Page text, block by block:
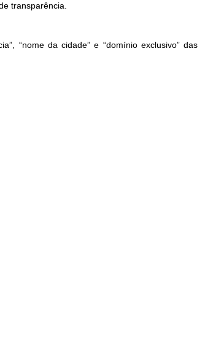
transparência.
“nome da cidade” e “domínio exclusivo” das